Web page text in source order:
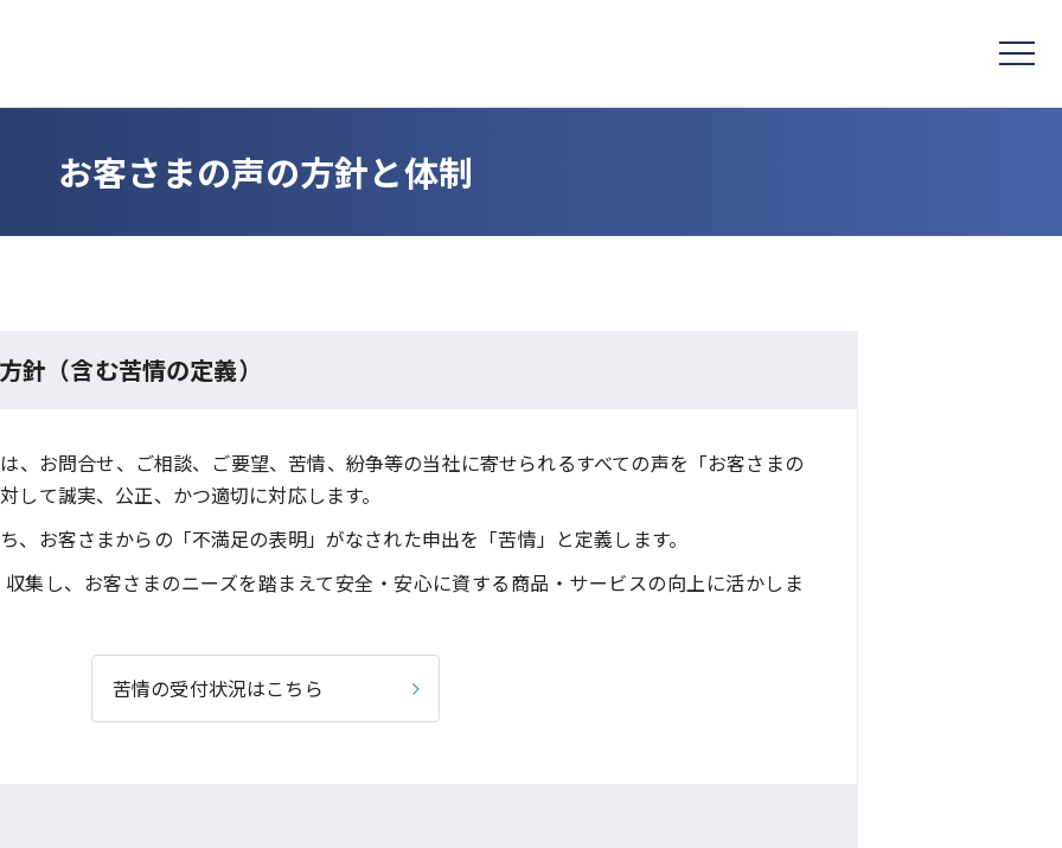
お客さまの声の方針と体制
針（含む苦情の定義）
、お問合せ、ご相談、ご要望、苦情、紛争等の当社に寄せられるすべての声を「お客さまの
して誠実、公正、かつ適切に対応します。
、お客さまからの「不満足の表明」がなされた申出を「苦情」と定義します。
集し、お客さまのニーズを踏まえて安全・安心に資する商品・サービスの向上に活かしま
苦情の受付状況はこちら